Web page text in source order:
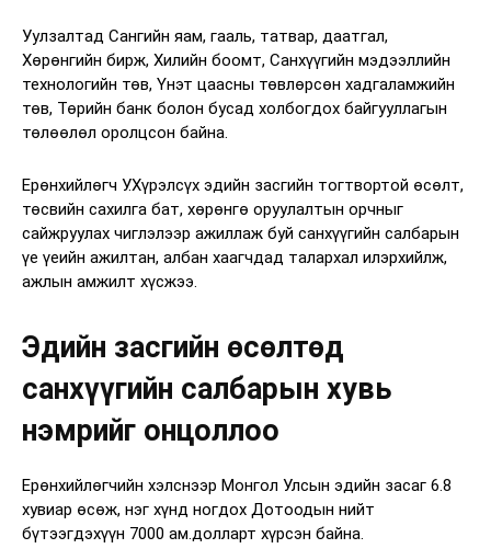
Уулзалтад Сангийн яам, гааль, татвар, даатгал,
Хөрөнгийн бирж, Хилийн боомт, Санхүүгийн мэдээллийн
технологийн төв, Үнэт цаасны төвлөрсөн хадгаламжийн
төв, Төрийн банк болон бусад холбогдох байгууллагын
төлөөлөл оролцсон байна.
Ерөнхийлөгч У.Хүрэлсүх эдийн засгийн тогтвортой өсөлт,
төсвийн сахилга бат, хөрөнгө оруулалтын орчныг
сайжруулах чиглэлээр ажиллаж буй санхүүгийн салбарын
үе үеийн ажилтан, албан хаагчдад талархал илэрхийлж,
ажлын амжилт хүсжээ.
Эдийн засгийн өсөлтөд
санхүүгийн салбарын хувь
нэмрийг онцоллоо
Ерөнхийлөгчийн хэлснээр Монгол Улсын эдийн засаг 6.8
хувиар өсөж, нэг хүнд ногдох Дотоодын нийт
бүтээгдэхүүн 7000 ам.долларт хүрсэн байна.